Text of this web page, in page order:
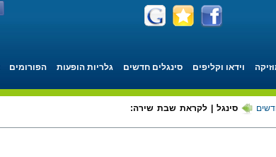
וידאו וקליפים סינגלים חדשים גלריות הופעות הפורומים
סינגל | לקראת שבת שירה: